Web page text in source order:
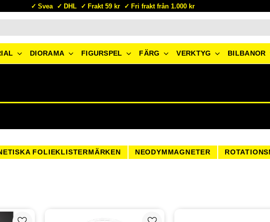
Svea DHL Frakt 59 kr Fri frakt från 1.000 kr
DIORAMA FIGURSPEL FÄRG VERKTYG BILBANOR
FOLIEKLISTERMÄRKEN NEODYMMAGNETER